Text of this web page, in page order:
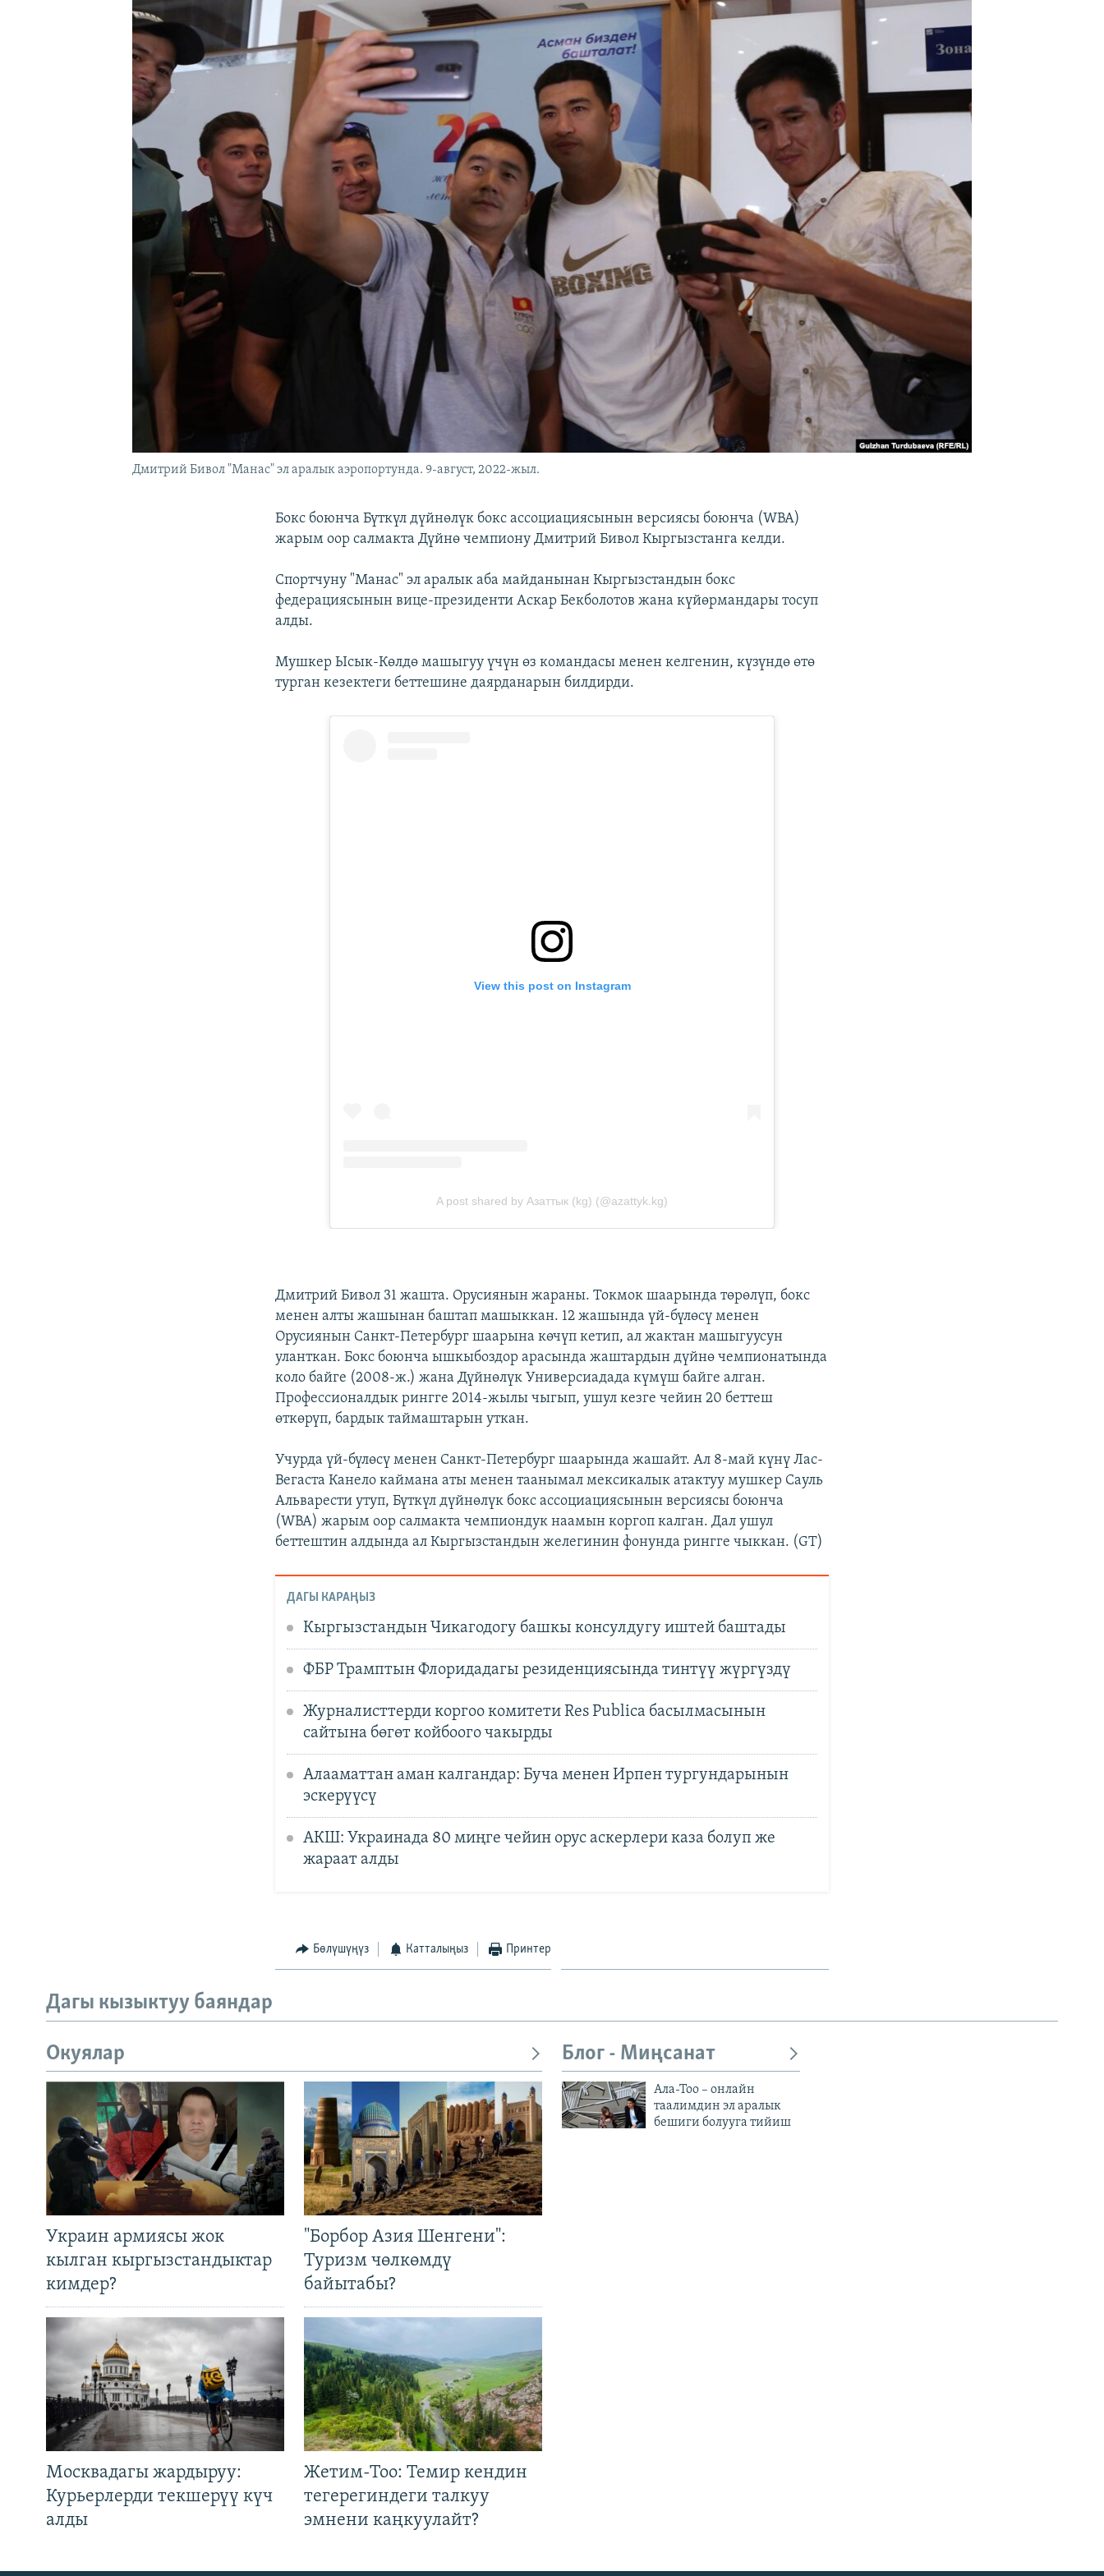
ЫҢГАЙСЫЗ СУРООЛОР
Дмитрий Бивол "Манас" эл аралык аэропортунда. 9-август, 2022-жыл.
Бокс боюнча Бүткүл дүйнөлүк бокс ассоциациясынын версиясы боюнча (WBA)
жарым оор салмакта Дүйнө чемпиону Дмитрий Бивол Кыргызстанга келди.
Спортчуну "Манас" эл аралык аба майданынан Кыргызстандын бокс
федерациясынын вице-президенти Аскар Бекболотов жана күйөрмандары тосуп
алды.
Мушкер Ысык-Көлдө машыгуу үчүн өз командасы менен келгенин, күзүндө өтө
турган кезектеги беттешине даярданарын билдирди.
Дмитрий Бивол 31 жашта. Орусиянын жараны. Токмок шаарында төрөлүп, бокс
менен алты жашынан баштап машыккан. 12 жашында үй-бүлөсү менен
Орусиянын Санкт-Петербург шаарына көчүп кетип, ал жактан машыгуусун
уланткан. Бокс боюнча ышкыбоздор арасында жаштардын дүйнө чемпионатында
коло байге (2008-ж.) жана Дүйнөлүк Универсиадада күмүш байге алган.
Профессионалдык рингге 2014-жылы чыгып, ушул кезге чейин 20 беттеш
өткөрүп, бардык таймаштарын уткан.
Учурда үй-бүлөсү менен Санкт-Петербург шаарында жашайт. Ал 8-май күнү Лас-
Вегаста Канело каймана аты менен таанымал мексикалык атактуу мушкер Сауль
Альварести утуп, Бүткүл дүйнөлүк бокс ассоциациясынын версиясы боюнча
(WBA) жарым оор салмакта чемпиондук наамын коргоп калган. Дал ушул
беттештин алдында ал Кыргызстандын желегинин фонунда рингге чыккан. (GT)
ДАГЫ КАРАҢЫЗ
Кыргызстандын Чикагодогу башкы консулдугу иштей баштады
ФБР Трамптын Флоридадагы резиденциясында тинтүү жүргүздү
Журналисттерди коргоо комитети Res Publica басылмасынын
сайтына бөгөт койбоого чакырды
Алааматтан аман калгандар: Буча менен Ирпен тургундарынын
эскерүүсү
АКШ: Украинада 80 миңге чейин орус аскерлери каза болуп же
жараат алды
Бөлүшүңүз Катталыңыз Принтер
Дагы кызыктуу баяндар
Окуялар
Украин армиясы жок
кылган кыргызстандыктар
кимдер?
"Борбор Азия Шенгени":
Туризм чөлкөмдү
байытабы?
Москвадагы жардыруу:
Курьерлерди текшерүү күч
алды
Жетим-Тоо: Темир кендин
тегерегиндеги талкуу
эмнени каңкуулайт?
Блог - Миңсанат
Ала-Тоо – онлайн
таалимдин эл аралык
бешиги болууга тийиш